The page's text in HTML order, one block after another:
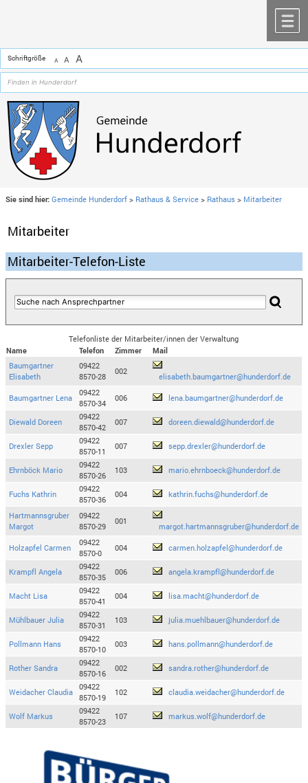
Schriftgröße A A A
Sie sind hier: Gemeinde Hunderdorf > Rathaus & Service > Rathaus > Mitarbeiter
Mitarbeiter
Mitarbeiter-Telefon-Liste
Telefonliste der Mitarbeiter/innen der Verwaltung
Name
Telefon Zimmer
Mail
Baumgartner
Elisabeth
09422
8570-28
002
elisabeth.baumgartner@hunderdorf.de
Baumgartner Lena
09422
8570-34
006 lena.baumgartner@hunderdorf.de
Diewald Doreen
09422
8570-42
007 doreen.diewald@hunderdorf.de
Drexler Sepp
09422
8570-11
007 sepp.drexler@hunderdorf.de
Ehrnböck Mario
09422
8570-26
103 mario.ehrnboeck@hunderdorf.de
Fuchs Kathrin
09422
8570-36
004 kathrin.fuchs@hunderdorf.de
Hartmannsgruber
Margot
09422
8570-29
001
margot.hartmannsgruber@hunderdorf.de
Holzapfel Carmen
09422
8570-0
004 carmen.holzapfel@hunderdorf.de
Krampfl Angela
09422
8570-35
006 angela.krampfl@hunderdorf.de
Macht Lisa
09422
8570-41
004 lisa.macht@hunderdorf.de
Mühlbauer Julia
09422
8570-31
103 julia.muehlbauer@hunderdorf.de
Pollmann Hans
09422
8570-10
003 hans.pollmann@hunderdorf.de
Rother Sandra
09422
8570-16
002 sandra.rother@hunderdorf.de
Weidacher Claudia
09422
8570-19
102 claudia.weidacher@hunderdorf.de
Wolf Markus
09422
8570-23
107 markus.wolf@hunderdorf.de